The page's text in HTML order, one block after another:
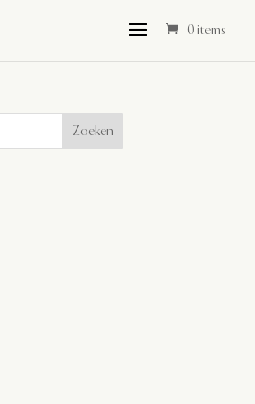
0 items
Zoeken